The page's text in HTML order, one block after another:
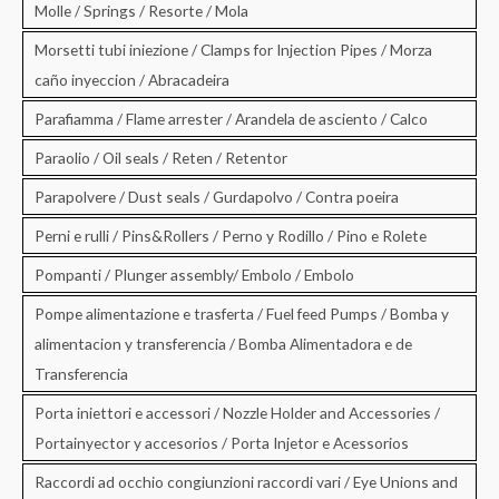
Molle / Springs / Resorte / Mola
Morsetti tubi iniezione / Clamps for Injection Pipes / Morza
caño inyeccion / Abracadeira
Parafiamma / Flame arrester / Arandela de asciento / Calco
Paraolio / Oil seals / Reten / Retentor
Parapolvere / Dust seals / Gurdapolvo / Contra poeira
Perni e rulli / Pins&Rollers / Perno y Rodillo / Pino e Rolete
Pompanti / Plunger assembly/ Embolo / Embolo
Pompe alimentazione e trasferta / Fuel feed Pumps / Bomba y
alimentacion y transferencia / Bomba Alimentadora e de
Transferencia
Porta iniettori e accessori / Nozzle Holder and Accessories /
Portainyector y accesorios / Porta Injetor e Acessorios
Raccordi ad occhio congiunzioni raccordi vari / Eye Unions and